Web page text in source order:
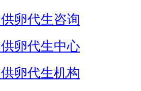
卵代生咨询
卵代生中心
卵代生机构